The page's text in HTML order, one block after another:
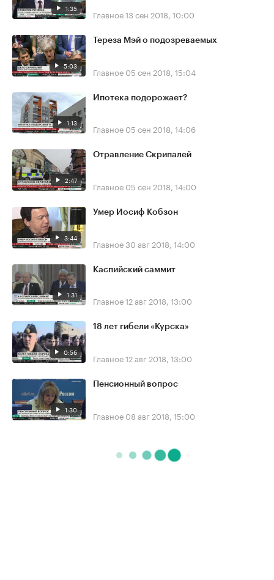
1:35 Главное13 сен 2018, 10:00
5:03
Тереза Мэй о подозреваемых
Главное 05 сен 2018, 15:04
1:13
Ипотека подорожает?
Главное 05 сен 2018, 14:06
2:47
Отравление Скрипалей
Главное 05 сен 2018, 14:00
3:44
Умер Иосиф Кобзон
Главное30 авг 2018, 14:00
1:31
Каспийский саммит
Главное12 авг 2018, 13:00
0:56
18 лет гибели «Курска»
Главное12 авг 2018, 13:00
1:30
Пенсионный вопрос
Главное 08 авг 2018, 15:00